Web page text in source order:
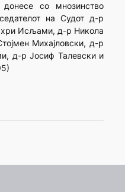
со мнозинство
на Судот д-р
Исљами, д-р Никола
Михајловски, д-р
д-р Јосиф Талевски и